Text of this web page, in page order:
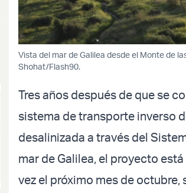
Vista del mar de Galilea desde el Monte de
Shohat/Flash90.
Tres años después de que se
sistema de transporte inverso
desalinizada a través del
mar de Galilea, el proyecto
vez el próximo mes de